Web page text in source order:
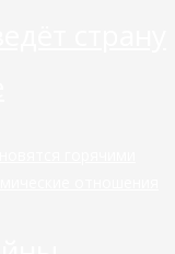
страну
отношения